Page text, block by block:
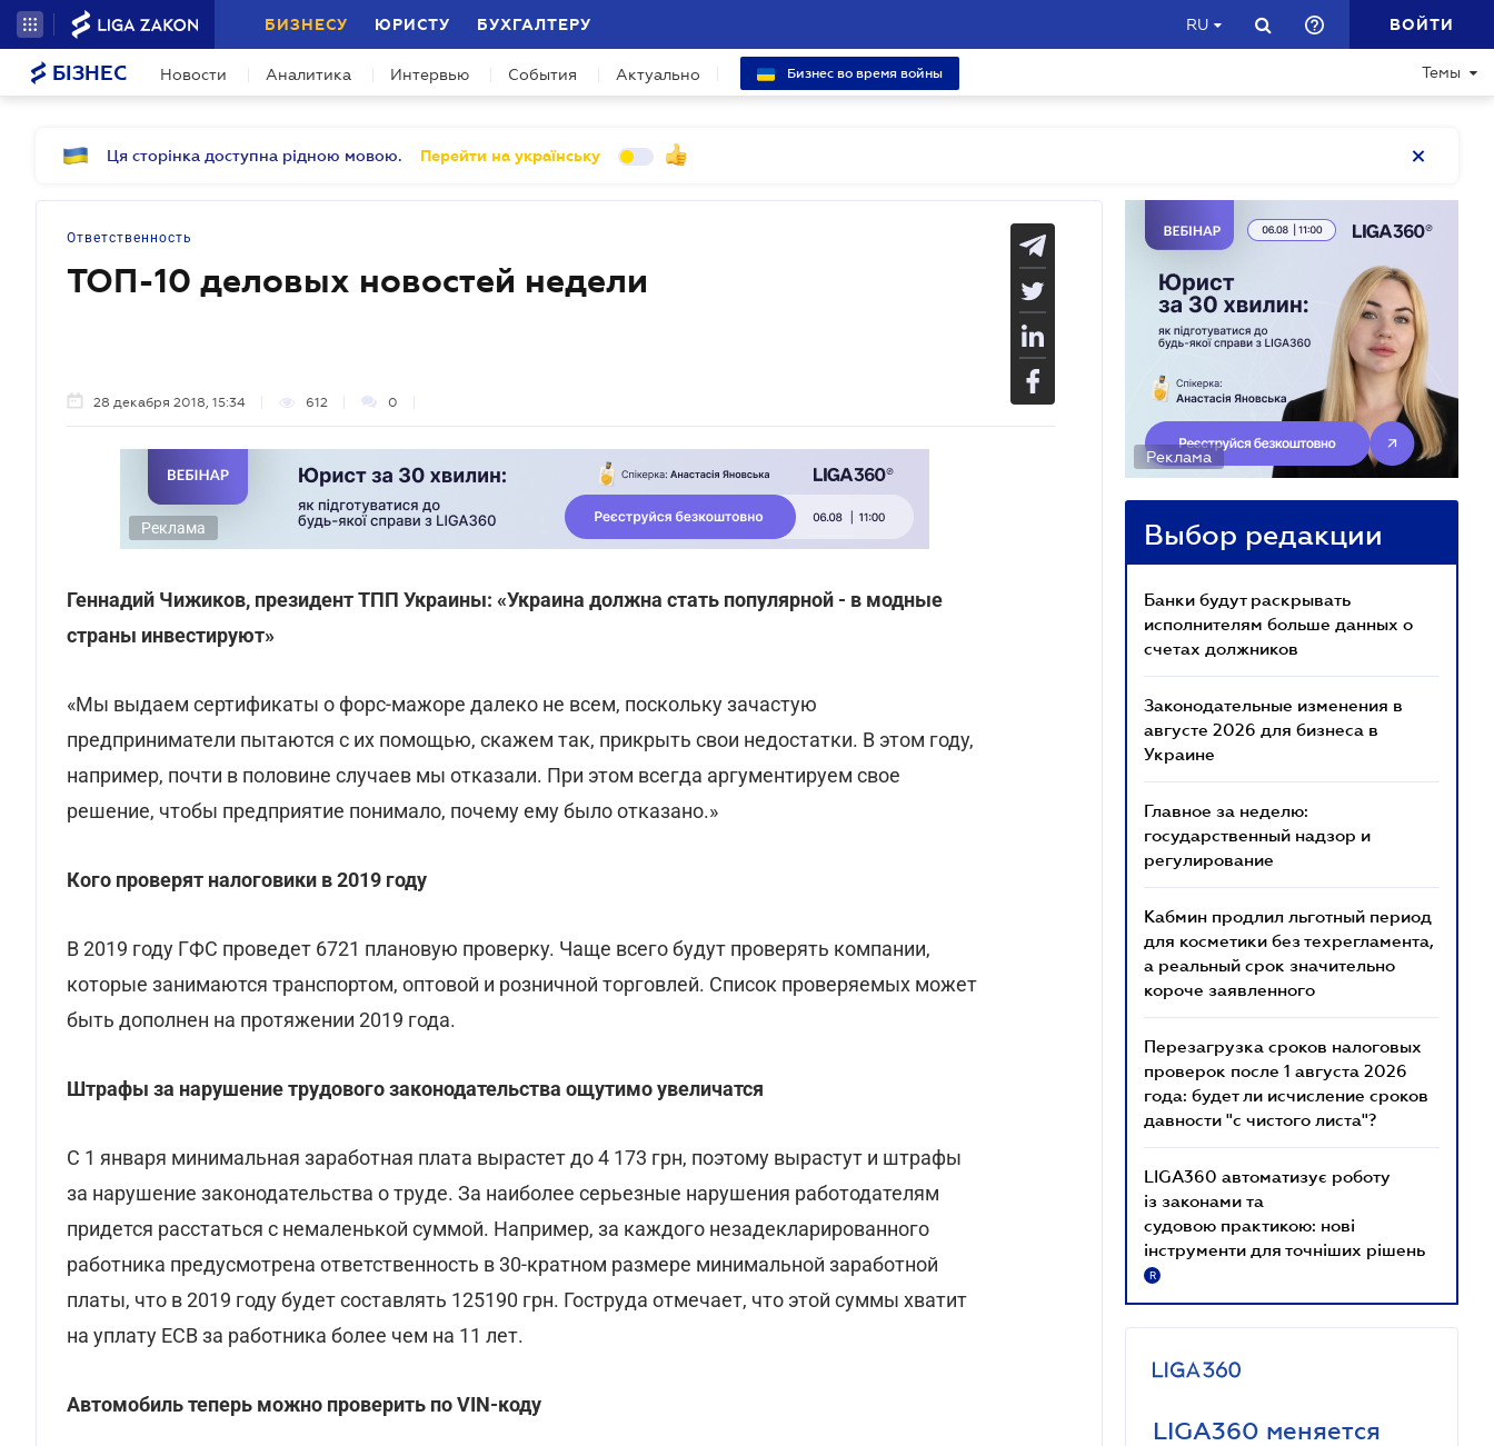
БИЗНЕСУ ЮРИСТУ БУХГАЛТЕРУ RU ВОЙТИ
БІЗНЕС Новости Аналитика Интервью События Актуально Бизнес во время войны Темы
Ця сторінка доступна рідною мовою. Перейти на українську
Ответственность
ТОП-10 деловых новостей недели
28 декабря 2018, 15:34 612 0
Реклама
Геннадий Чижиков, президент ТПП Украины: «Украина должна стать популярной - в модные
страны инвестируют»
«Мы выдаем сертификаты о форс-мажоре далеко не всем, поскольку зачастую
предприниматели пытаются с их помощью, скажем так, прикрыть свои недостатки. В этом году,
например, почти в половине случаев мы отказали. При этом всегда аргументируем свое
решение, чтобы предприятие понимало, почему ему было отказано.»
Кого проверят налоговики в 2019 году
В 2019 году ГФС проведет 6721 плановую проверку. Чаще всего будут проверять компании,
которые занимаются транспортом, оптовой и розничной торговлей. Список проверяемых может
быть дополнен на протяжении 2019 года.
Штрафы за нарушение трудового законодательства ощутимо увеличатся
С 1 января минимальная заработная плата вырастет до 4 173 грн, поэтому вырастут и штрафы
за нарушение законодательства о труде. За наиболее серьезные нарушения работодателям
придется расстаться с немаленькой суммой. Например, за каждого незадекларированного
работника предусмотрена ответственность в 30-кратном размере минимальной заработной
платы, что в 2019 году будет составлять 125190 грн. Гоструда отмечает, что этой суммы хватит
на уплату ЕСВ за работника более чем на 11 лет.
Автомобиль теперь можно проверить по VIN-коду
Реклама
Выбор редакции
Банки будут раскрывать
исполнителям больше данных о
счетах должников
Законодательные изменения в
августе 2026 для бизнеса в
Украине
Главное за неделю:
государственный надзор и
регулирование
Кабмин продлил льготный период
для косметики без техрегламента,
а реальный срок значительно
короче заявленного
Перезагрузка сроков налоговых
проверок после 1 августа 2026
года: будет ли исчисление сроков
давности "с чистого листа"?
LIGA360 автоматизує роботу
із законами та
судовою практикою: нові
інструменти для точніших рішень
R
LIGA360 меняется